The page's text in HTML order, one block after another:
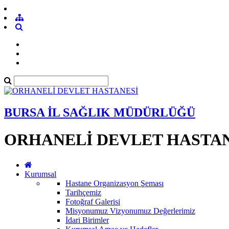
BURSA İL SAĞLIK MÜDÜRLÜĞÜ
ORHANELİ DEVLET
Kurumsal
Hastane Organizasyon Şeması
Tarihçemiz
Fotoğraf Galerisi
Misyonumuz Vizyonumuz Değerlerimiz
İdari Birimler